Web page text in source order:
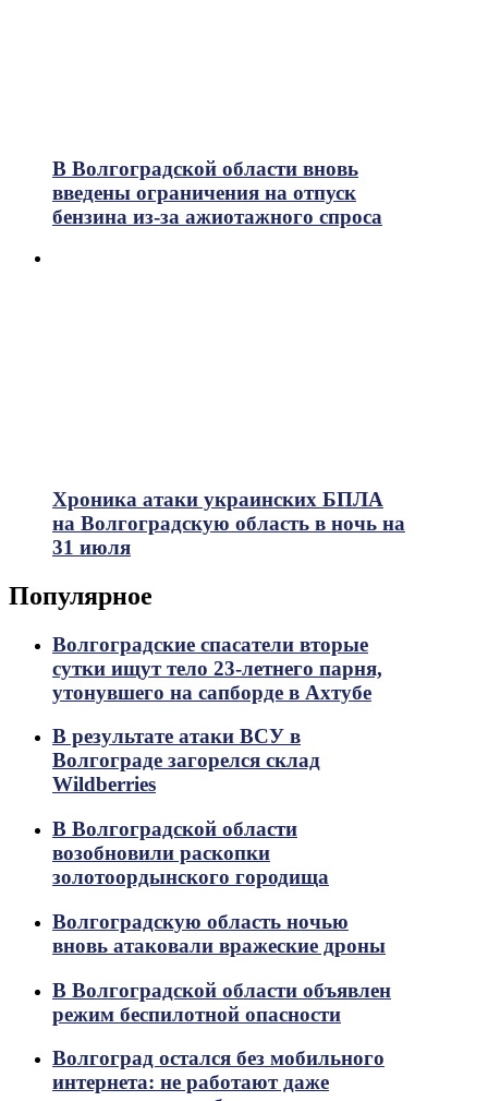
В Волгоградской области вновь
введены ограничения на отпуск
бензина из-за ажиотажного спроса
Хроника атаки украинских БПЛА
на Волгоградскую область в ночь на
31 июля
Популярное
Волгоградские спасатели вторые
сутки ищут тело 23-летнего парня,
утонувшего на сапборде в Ахтубе
В результате атаки ВСУ в
Волгограде загорелся склад
Wildberries
В Волгоградской области
возобновили раскопки
золотоордынского городища
Волгоградскую область ночью
вновь атаковали вражеские дроны
В Волгоградской области объявлен
режим беспилотной опасности
Волгоград остался без мобильного
интернета: не работают даже